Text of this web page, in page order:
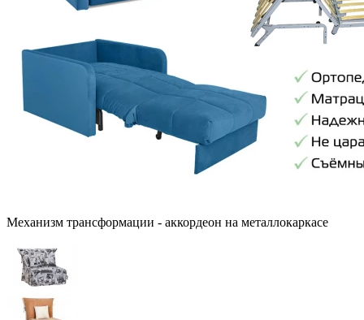
Механизм трансформации - аккордеон на металлокаркасе